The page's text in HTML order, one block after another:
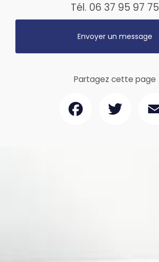
Tél. 06 37 95 97 75
Envoyer un message
Partagez cette page